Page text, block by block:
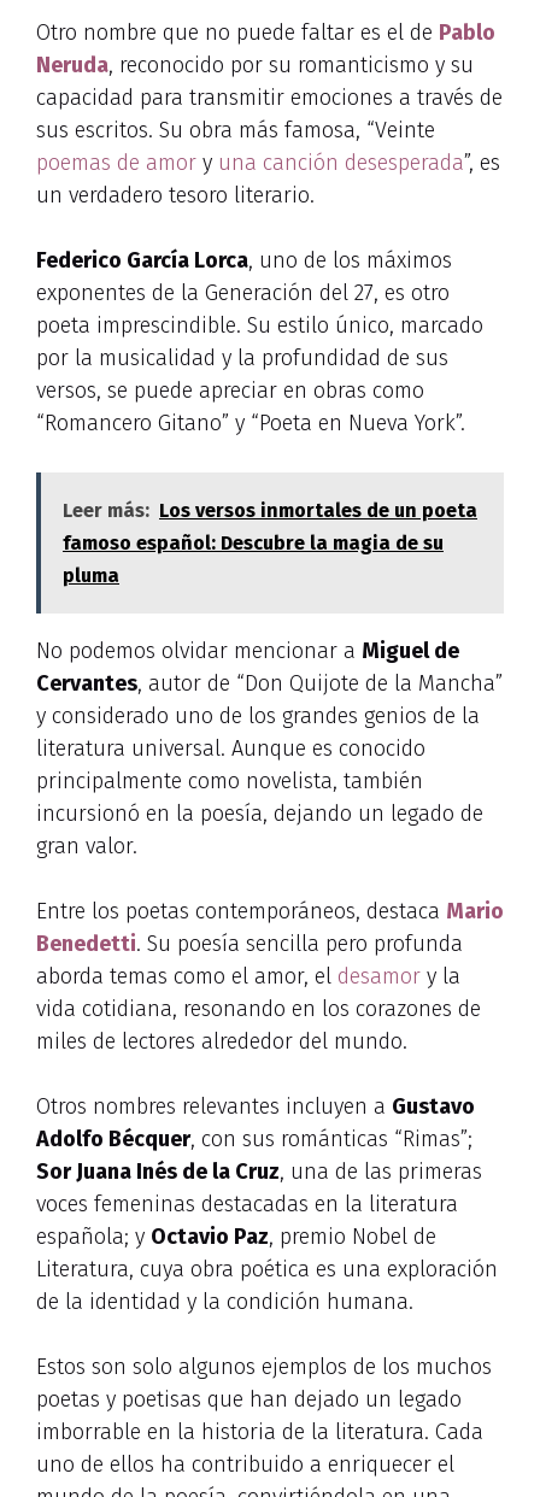
Otro nombre que no puede faltar es el de Pablo
Neruda, reconocido por su romanticismo y su
capacidad para transmitir emociones a través de
sus escritos. Su obra más famosa, “Veinte
poemas de amor y una canción desesperada”, es
un verdadero tesoro literario.
Federico García Lorca, uno de los máximos
exponentes de la Generación del 27, es otro
poeta imprescindible. Su estilo único, marcado
por la musicalidad y la profundidad de sus
versos, se puede apreciar en obras como
“Romancero Gitano” y “Poeta en Nueva York”.
Leer más: Los versos inmortales de un poeta
famoso español: Descubre la magia de su
pluma
No podemos olvidar mencionar a Miguel de
Cervantes, autor de “Don Quijote de la Mancha”
y considerado uno de los grandes genios de la
literatura universal. Aunque es conocido
principalmente como novelista, también
incursionó en la poesía, dejando un legado de
gran valor.
Entre los poetas contemporáneos, destaca Mario
Benedetti. Su poesía sencilla pero profunda
aborda temas como el amor, el desamor y la
vida cotidiana, resonando en los corazones de
miles de lectores alrededor del mundo.
Otros nombres relevantes incluyen a Gustavo
Adolfo Bécquer, con sus románticas “Rimas”;
Sor Juana Inés de la Cruz, una de las primeras
voces femeninas destacadas en la literatura
española; y Octavio Paz, premio Nobel de
Literatura, cuya obra poética es una exploración
de la identidad y la condición humana.
Estos son solo algunos ejemplos de los muchos
poetas y poetisas que han dejado un legado
imborrable en la historia de la literatura. Cada
uno de ellos ha contribuido a enriquecer el